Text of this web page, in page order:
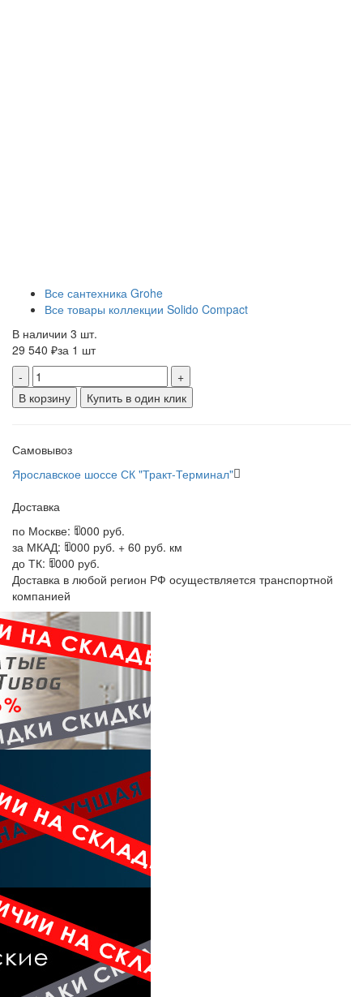
Все сантехника Grohe
Все товары коллекции Solido Compact
В наличии 3 шт.
29 540 ₽за 1 шт
-
+
В корзину
Купить в один клик
Самовывоз
Ярославское шоссе СК "Тракт-Терминал"
Доставка
по Москве: 1000 руб.
за МКАД: 1000 руб. + 60 руб. км
до ТК: 1000 руб.
Доставка в любой регион РФ осуществляется транспортной
компанией